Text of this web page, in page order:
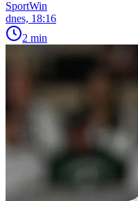
SportWin
dnes, 18:16
2 min